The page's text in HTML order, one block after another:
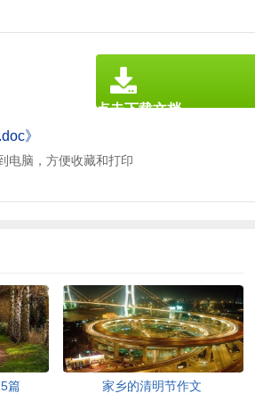
》
电脑，方便收藏和打印
点击下载文档
篇 家乡的清明节作文